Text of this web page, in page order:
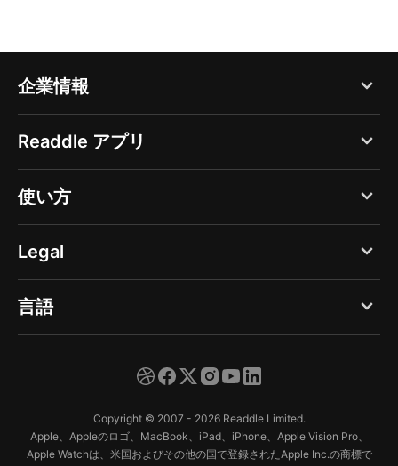
企業情報
ブログ
Readdle について
採用
ヘルプセンター
セキュリティセンター
Readdle アプリ
PDF Expert
Documents
Spark
Calendars
Scanner Pro
使い方
Googleカレンダーの共有
Googleカレンダーの同期
iCloudカレンダーの同期
Legal
個人情報保護方針 - Web
個人情報保護方針 - App
言語
Français
Copyright © 2007 - 2026 Readdle Limited.
Apple、Appleのロゴ、MacBook、iPad、iPhone、Apple Vision Pro、
Apple Watchは、米国およびその他の国で登録されたApple Inc.の商標で